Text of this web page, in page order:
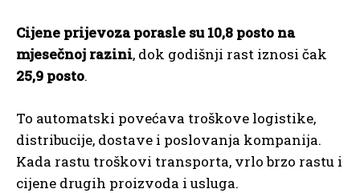
Cijene prijevoza porasle su 10,8 posto na
mjesečnoj razini, dok godišnji rast iznosi čak
25,9 posto.
To automatski povećava troškove logistike,
distribucije, dostave i poslovanja kompanija.
Kada rastu troškovi transporta, vrlo brzo rastu i
cijene drugih proizvoda i usluga.